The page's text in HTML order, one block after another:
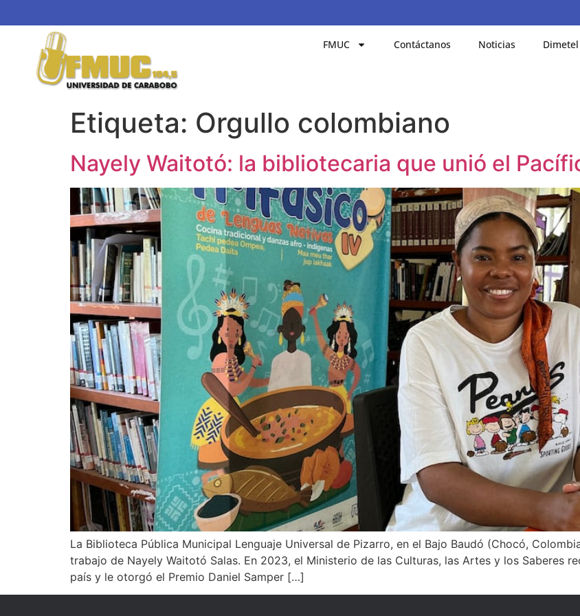
FMUC Contáctanos Noticias Dimetel
Etiqueta: Orgullo colombiano
Nayely Waitotó: la bibliotecaria que unió el
‎‎La Biblioteca Pública Municipal Lenguaje Universal de Pizarro, en el Bajo Baudó (Chocó,
trabajo de Nayely Waitotó Salas. En 2023, el Ministerio de las Culturas, las Artes y los Saberes
país y le otorgó el Premio Daniel Samper […]